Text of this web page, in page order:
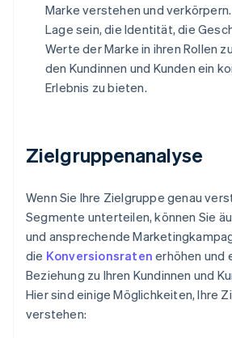
Marke verstehen und
Lage sein, die Identität, die
Werte der Marke in ihren Rollen
den Kundinnen und Kunden ein
Erlebnis zu bieten.
Zielgruppenanalyse
Wenn Sie Ihre Zielgruppe genau
Segmente unterteilen, können Sie
und ansprechende
die Konversionsraten erhöhen und
Beziehung zu Ihren Kundinnen und
Hier sind einige Möglichkeiten, Ihre
verstehen: